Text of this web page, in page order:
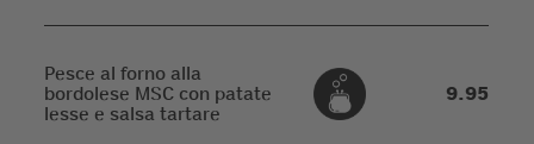
Pesce al forno alla
bordolese MSC con patate
lesse e salsa tartare
9.95